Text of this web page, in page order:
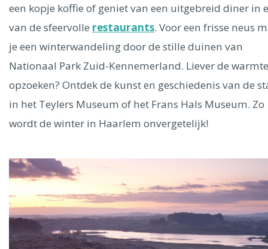
een kopje koffie of geniet van een uitgebreid diner in
van de sfeervolle restaurants. Voor een frisse neus
je een winterwandeling door de stille duinen van
Nationaal Park Zuid-Kennemerland. Liever de warmte
opzoeken? Ontdek de kunst en geschiedenis van de
in het Teylers Museum of het Frans Hals Museum. Zo
wordt de winter in Haarlem onvergetelijk!